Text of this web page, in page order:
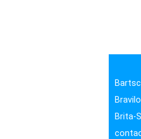
Brita-